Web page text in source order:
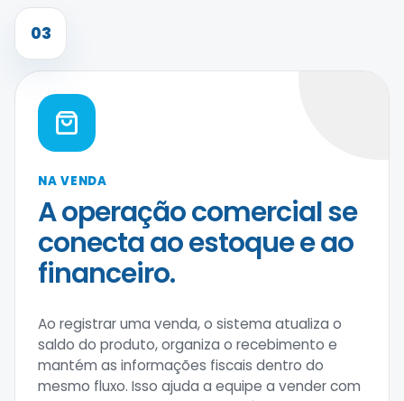
03
NA VENDA
A operação comercial se
conecta ao estoque e ao
financeiro.
Ao registrar uma venda, o sistema atualiza o
saldo do produto, organiza o recebimento e
mantém as informações fiscais dentro do
mesmo fluxo. Isso ajuda a equipe a vender com